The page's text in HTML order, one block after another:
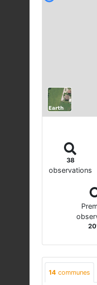
38
observations
14 communes